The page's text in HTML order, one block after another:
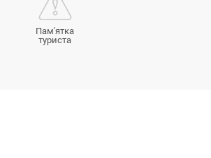
Пам'ятка
туриста